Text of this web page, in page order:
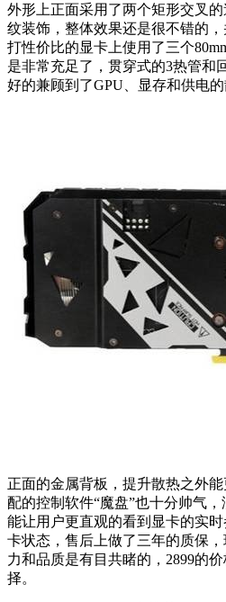
外形上正面采用了两个矩形交叉
纹装饰，整体效果还是很不错的
打性价比的显卡上使用了三个
是非常充足了，贯穿式的3热管和
好的兼顾到了GPU、显存和供电的
正面的金属背板，提升散热之外
配的控制软件“魔盘”也十分帅气，
能让用户更直观的看到显卡的实
卡状态，售后上做了三年的质保
力和品质是有目共睹的，2899的
择。